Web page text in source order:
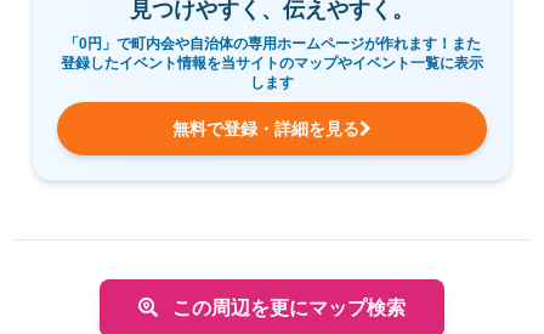
見つけやすく、伝えやすく。
「0円」で町内会や自治体の専用ホームページが作れます！また
登録したイベント情報を当サイトのマップやイベント一覧に表示
します
無料で登録・詳細を見る
この周辺を更にマップ検索